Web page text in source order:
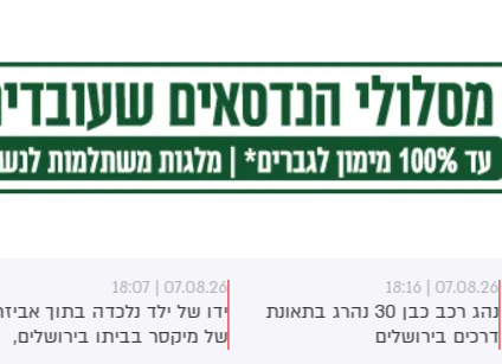
07.08.26 | 18:16
נהג רכב כבן 30 נהרג בתאונת
דרכים בירושלים
07.08.26 | 18:07
ידו של ילד נלכדה בתוך אביזר
של מיקסר בביתו בירושלים,